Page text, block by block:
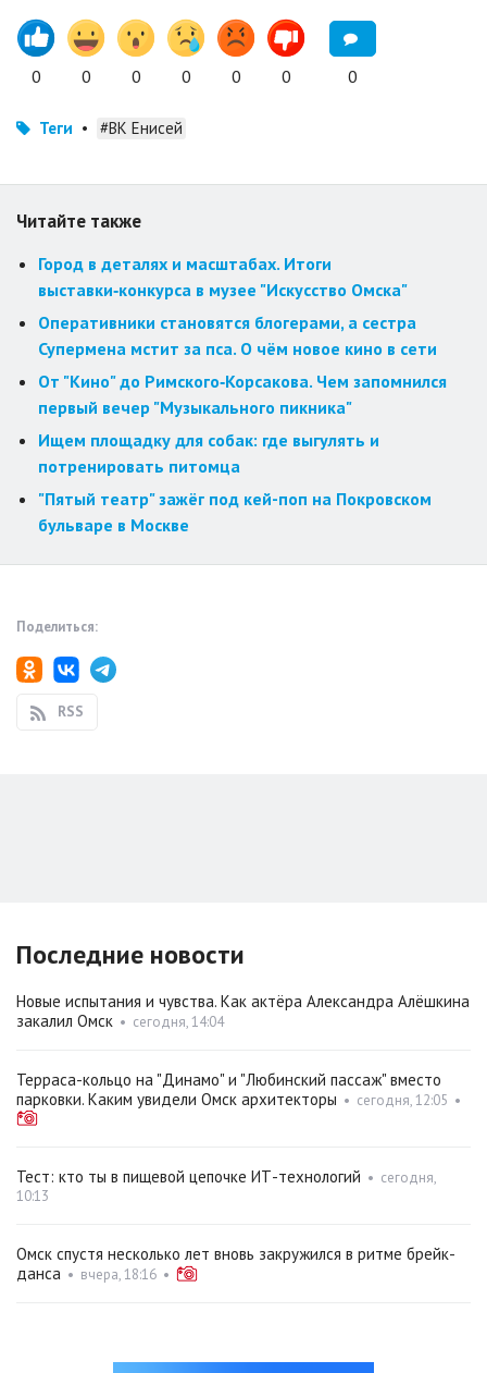
0 0 0 0 0 0 0
Теги • #ВК Енисей
Читайте также
Город в деталях и масштабах. Итоги
выставки‑конкурса в музее "Искусство Омска"
Оперативники становятся блогерами, а сестра
Супермена мстит за пса. О чём новое кино в сети
От "Кино" до Римского‑Корсакова. Чем запомнился
первый вечер "Музыкального пикника"
Ищем площадку для собак: где выгулять и
потренировать питомца
"Пятый театр" зажёг под кей-поп на Покровском
бульваре в Москве
Поделиться:
RSS
Последние новости
Новые испытания и чувства. Как актёра Александра Алёшкина
закалил Омск • сегодня, 14:04
Терраса-кольцо на "Динамо" и "Любинский пассаж" вместо
парковки. Каким увидели Омск архитекторы • сегодня, 12:05 •
Тест: кто ты в пищевой цепочке ИТ-технологий • сегодня,
10:13
Омск спустя несколько лет вновь закружился в ритме брейк-
данса • вчера, 18:16 •